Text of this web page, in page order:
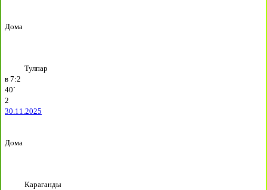
Дома
Тулпар
в 7:2
40`
2
30.11.2025
Дома
Караганды